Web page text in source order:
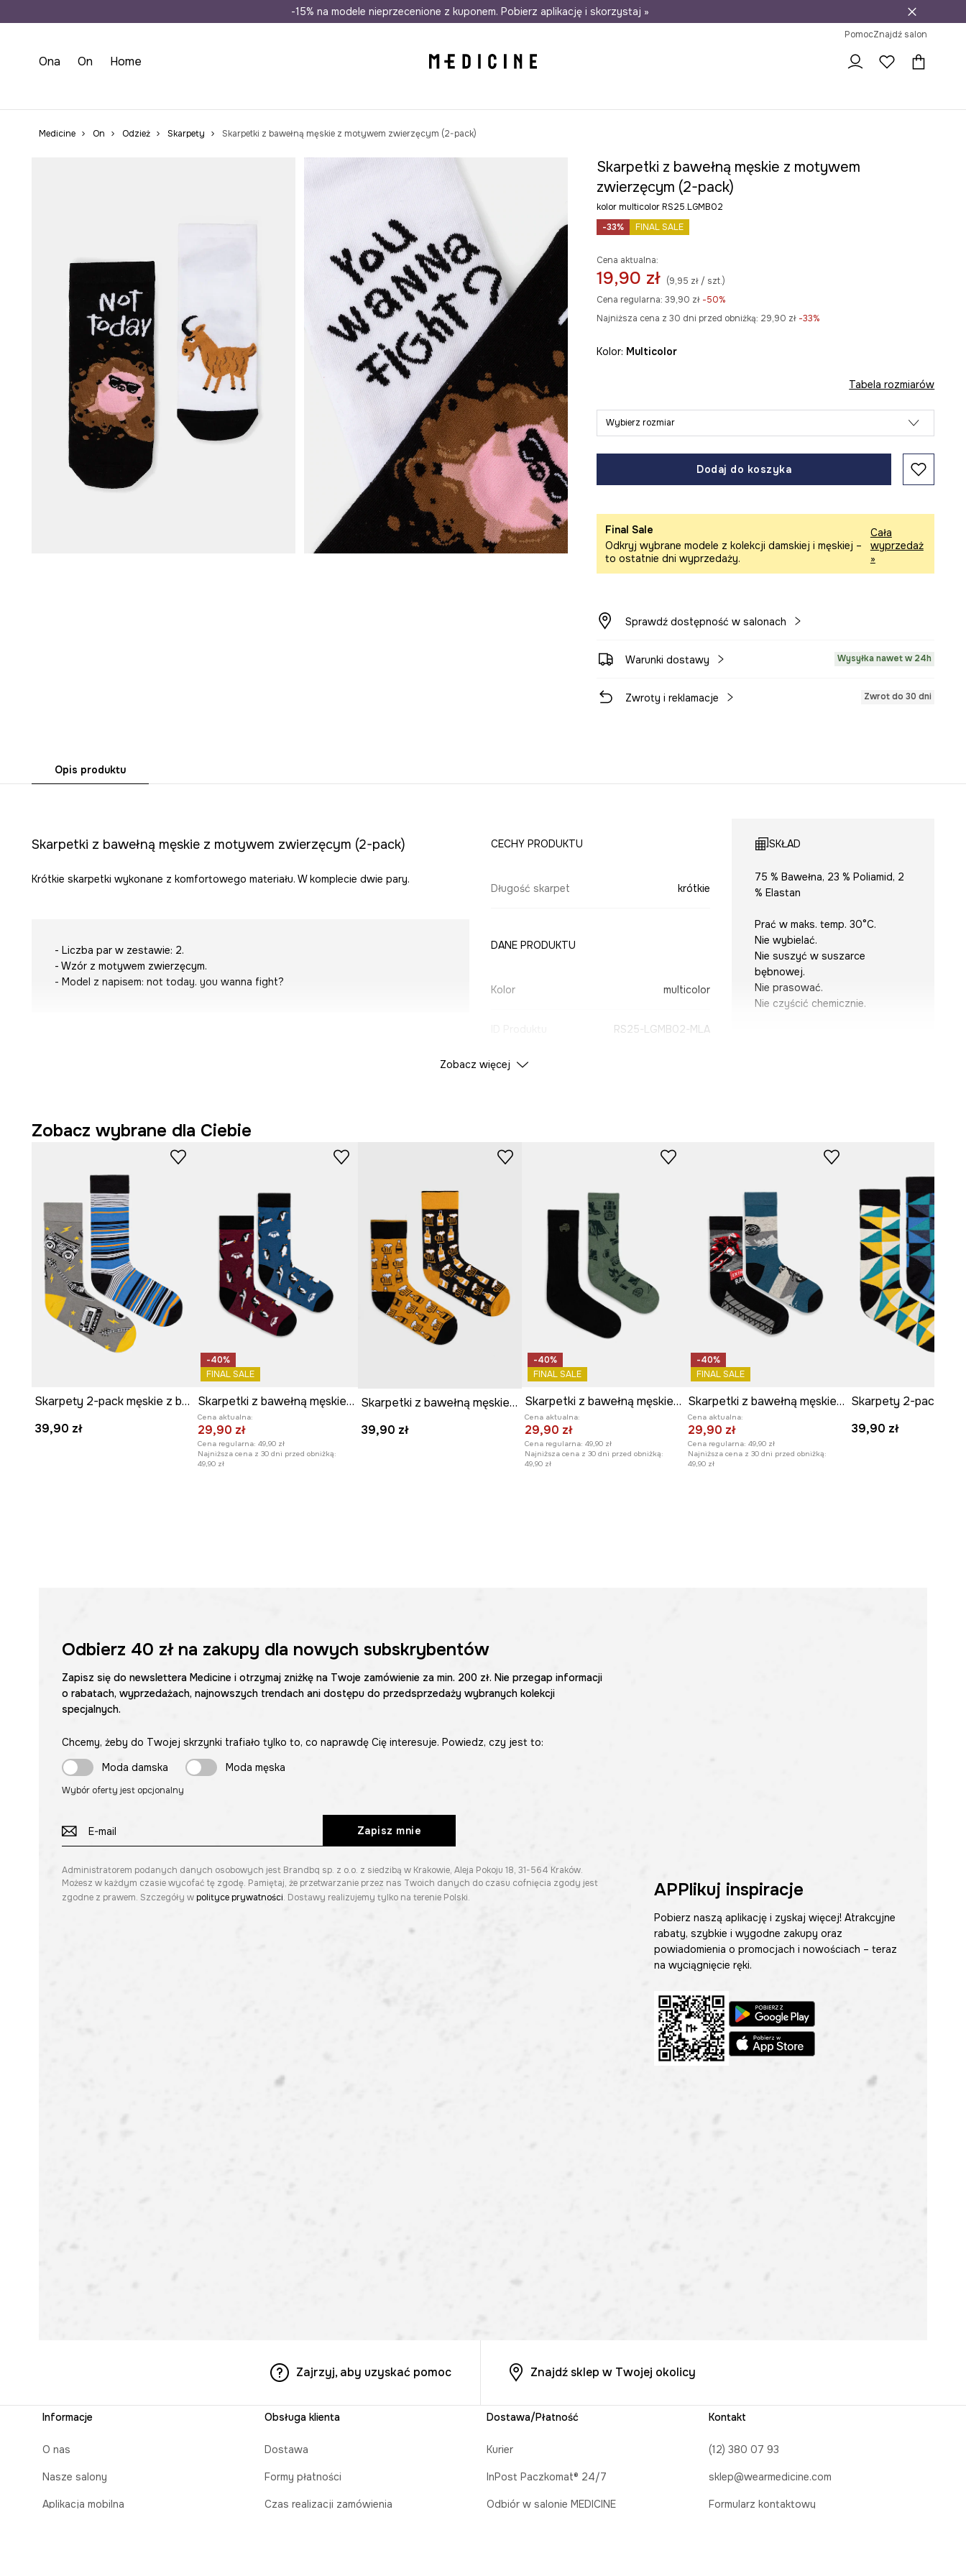
Wysyłka nawet w 24h Darmowa dostawa do salonów 30 dni na zwrot
-15% na modele nieprzecenione z kuponem. Pobierz aplikację i skorzystaj »
PomocZnajdź salon
Ona On Home
Medicine On Odzież Skarpety Skarpetki z bawełną męskie z motywem zwierzęcym (2-pack)
Skarpetki z bawełną męskie z motywem
zwierzęcym (2-pack)
kolor multicolor RS25.LGMB02
-33%
FINAL SALE
Cena aktualna:
19,90 zł (9,95 zł / szt.)
Cena regularna: 39,90 zł-50%
Najniższa cena z 30 dni przed obniżką: 29,90 zł -33%
Kolor: multicolor
Tabela rozmiarów
Wybierz rozmiar
Dodaj do koszyka
Final Sale
Odkryj wybrane modele z kolekcji damskiej i męskiej –
to ostatnie dni wyprzedaży.
Cała
wyprzedaż
»
Sprawdź dostępność w salonach
Warunki dostawy Wysyłka nawet w 24h
Zwroty i reklamacje Zwrot do 30 dni
Opis produktu
Skarpetki z bawełną męskie z motywem zwierzęcym (2-pack)
Krótkie skarpetki wykonane z komfortowego materiału. W komplecie dwie pary.
- Liczba par w zestawie: 2.
- Wzór z motywem zwierzęcym.
- Model z napisem: not today. you wanna fight?
CECHY PRODUKTU
Długość skarpet krótkie
DANE PRODUKTU
Kolor multicolor
RS25-LGMB02-MLA
Producent
SKŁAD
75 % Bawełna, 23 % Poliamid, 2
% Elastan
Prać w maks. temp. 30°C.
Nie wybielać.
Nie suszyć w suszarce
bębnowej.
Nie prasować.
Nie czyścić chemicznie.
Zobacz więcej
Zobacz wybrane dla Ciebie
Skarpety 2-pack męskie z bawełną
39,90 zł
-40%
FINAL SALE
Skarpetki z bawełną męskie w pingwiny (2-pack)
Cena aktualna:
29,90 zł
Cena regularna: 49,90 zł
Najniższa cena z 30 dni przed obniżką:
49,90 zł
Skarpetki z bawełną męskie wzorzyste (2-pack) kolor multicolor
39,90 zł
-40%
FINAL SALE
Skarpetki z bawełną męskie wzorzyste (2-pack)
Cena aktualna:
29,90 zł
Cena regularna: 49,90 zł
Najniższa cena z 30 dni przed obniżką:
49,90 zł
-40%
FINAL SALE
Skarpetki z bawełną męskie w motory (2-pack)
Cena aktualna:
29,90 zł
Cena regularna: 49,90 zł
Najniższa cena z 30 dni przed obniżką:
49,90 zł
39,90 zł
Odbierz 40 złna zakupy dla nowych subskrybentów
Zapisz się do newslettera Medicine i otrzymaj zniżkę na Twoje zamówienie za min. 200 zł. Nie przegap informacji
o rabatach, wyprzedażach, najnowszych trendach ani dostępu do przedsprzedaży wybranych kolekcji
specjalnych.
Chcemy, żeby do Twojej skrzynki trafiało tylko to, co naprawdę Cię interesuje. Powiedz, czy jest to:
Moda damska
Moda męska
Wybór oferty jest opcjonalny
Zapisz mnie
Administratorem podanych danych osobowych jest Brandbq sp. z o.o. z siedzibą w Krakowie, Aleja Pokoju 18, 31-564 Kraków.
Możesz w każdym czasie wycofać tę zgodę. Pamiętaj, że przetwarzanie przez nas Twoich danych do czasu cofnięcia zgody jest
zgodne z prawem. Szczegóły w polityce prywatności. Dostawy realizujemy tylko na terenie Polski. APPlikuj inspiracje
Pobierz naszą aplikację i zyskaj więcej! Atrakcyjne
rabaty, szybkie i wygodne zakupy oraz
powiadomienia o promocjach i nowościach – teraz
na wyciągnięcie ręki.
Zajrzyj, aby uzyskać pomoc Znajdź sklep w Twojej okolicy
Informacje
O nas
Nasze salony
Aplikacja mobilna
Obsługa klienta
Dostawa
Formy płatności
Czas realizacji zamówienia
Dostawa/Płatność
Kurier
InPost Paczkomat® 24/7
Odbiór w salonie MEDICINE
Kontakt
(12) 380 07 93
sklep@wearmedicine.com
Formularz kontaktowy